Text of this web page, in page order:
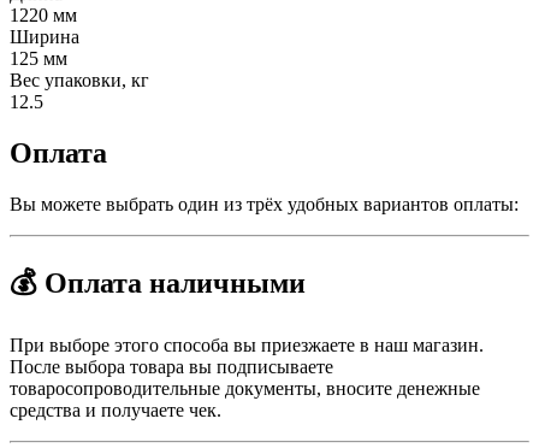
1220 мм
Ширина
125 мм
Вес упаковки, кг
12.5
Оплата
Вы можете выбрать один из трёх удобных вариантов оплаты:
💰 Оплата наличными
При выборе этого способа вы приезжаете в наш магазин.
После выбора товара вы подписываете
товаросопроводительные документы, вносите денежные
средства и получаете чек.